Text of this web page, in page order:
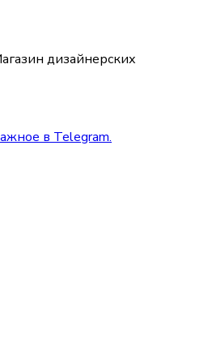
дизайнерских
в Telegram.